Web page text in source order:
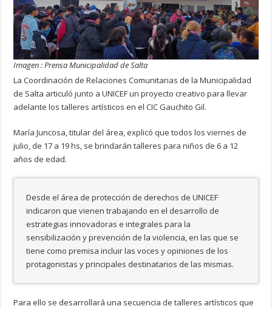
Imagen : Prensa Municipalidad de Salta
La Coordinación de Relaciones Comunitarias de la Municipalidad
de Salta articuló junto a UNICEF un proyecto creativo para llevar
adelante los talleres artísticos en el CIC Gauchito Gil.
María Juncosa, titular del área, explicó que todos los viernes de
julio, de 17 a 19 hs, se brindarán talleres para niños de 6 a 12
años de edad.
Desde el área de protección de derechos de UNICEF
indicaron que vienen trabajando en el desarrollo de
estrategias innovadoras e integrales para la
sensibilización y prevención de la violencia, en las que se
tiene como premisa incluir las voces y opiniones de los
protagonistas y principales destinatarios de las mismas.
Para ello se desarrollará una secuencia de talleres artísticos que